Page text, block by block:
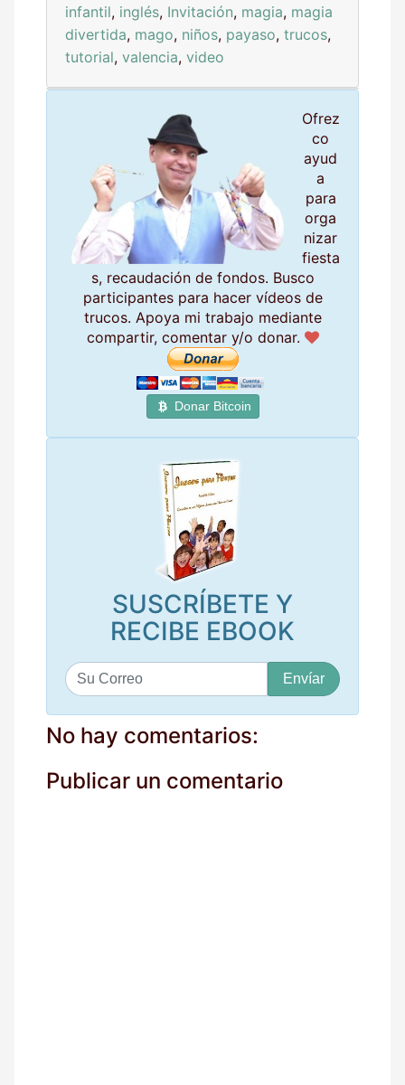
infantil, inglés, Invitación, magia, magia
divertida, mago, niños, payaso, trucos,
tutorial, valencia, video
Ofrez
co
ayud
a
para
orga
nizar
fiesta
s, recaudación de fondos. Busco
participantes para hacer vídeos de
trucos. Apoya mi trabajo mediante
compartir, comentar y/o donar.
Donar Bitcoin
SUSCRÍBETE Y
RECIBE EBOOK
u
c
o
e
No hay comentarios:
Publicar un comentario